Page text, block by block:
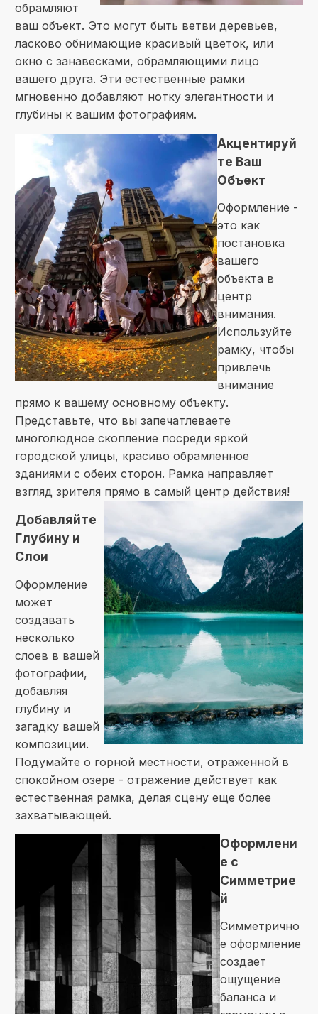
обрамляют
ваш объект. Это могут быть ветви деревьев,
ласково обнимающие красивый цветок, или
окно с занавесками, обрамляющими лицо
вашего друга. Эти естественные рамки
мгновенно добавляют нотку элегантности и
глубины к вашим фотографиям.
Акцентируй
те Ваш
Объект
Оформление -
это как
постановка
вашего
объекта в
центр
внимания.
Используйте
рамку, чтобы
привлечь
внимание
прямо к вашему основному объекту.
Представьте, что вы запечатлеваете
многолюдное скопление посреди яркой
городской улицы, красиво обрамленное
зданиями с обеих сторон. Рамка направляет
взгляд зрителя прямо в самый центр действия!
Добавляйте
Глубину и
Слои
Оформление
может
создавать
несколько
слоев в вашей
фотографии,
добавляя
глубину и
загадку вашей
композиции.
Подумайте о горной местности, отраженной в
спокойном озере - отражение действует как
естественная рамка, делая сцену еще более
захватывающей.
Оформлени
е с
Симметрие
й
Симметрично
е оформление
создает
ощущение
баланса и